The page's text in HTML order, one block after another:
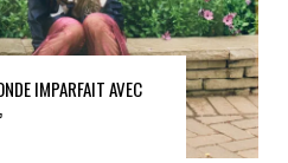
IMPARFAIT AVEC